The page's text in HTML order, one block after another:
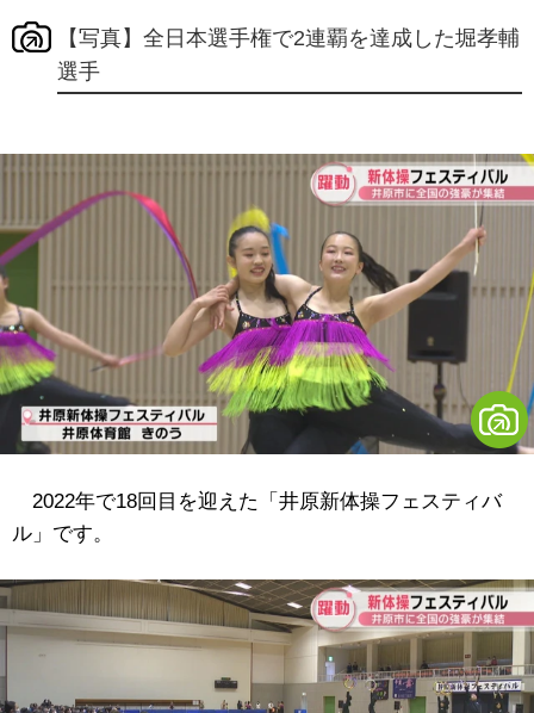
【写真】全日本選手権で2連覇を達成した堀孝輔
選手
2022年で18回目を迎えた「井原新体操フェスティバ
ル」です。